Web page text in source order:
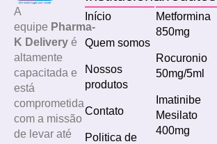
A
equipe Pharma-
K Delivery é
altamente
capacitada e
está
comprometida
com a missão
de levar até
Início
Quem somos
Nossos
produtos
Contato
Politica de
Metformina
850mg
Rocuronio
50mg/5ml
Imatinibe
Mesilato
400mg